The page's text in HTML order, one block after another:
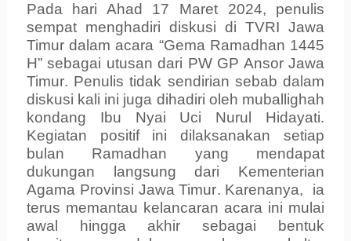
Pada hari Ahad 17 Maret 2024, penulis
sempat menghadiri diskusi di TVRIJawa
Timurdalam acara “Gema Ramadhan 1445
H” sebagai utusan dari PW GP AnsorJawa
Timur. Penulis tidak sendirian sebab dalam
diskusi kali ini juga dihadiri oleh muba lighah
kondang Ibu Nyai Uci Nurul Hidayati.
Kegiatan positif ini dilaksanakan setiap
bulan Ramadhan yang mendapat
dukungan langsung dari Kementerian
Agama Provinsi Jawa Timur. Karenanya,
ia
terus memantau kelancaran acara ini mulai
awal hingga akhir sebagai bentuk